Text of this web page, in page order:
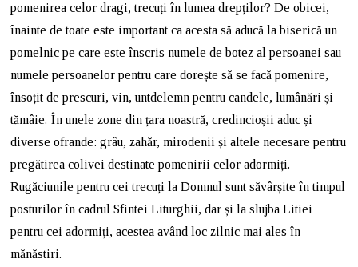
pomenirea celor dragi, trecuți în lumea drepților? De obicei,
înainte de toate este important ca acesta să aducă la biserică un
pomelnic pe care este înscris numele de botez al persoanei sau
numele persoanelor pentru care dorește să se facă pomenire,
însoțit de prescuri, vin, untdelemn pentru candele, lumânări și
tămâie. În unele zone din țara noastră, credincioșii aduc și
diverse ofrande: grâu, zahăr, mirodenii și altele necesare pentru
pregătirea colivei destinate pomenirii celor adormiți.
Rugăciunile pentru cei trecuți la Domnul sunt săvârșite în timpul
posturilor în cadrul Sfintei Liturghii, dar și la slujba Litiei
pentru cei adormiți, acestea având loc zilnic mai ales în
mănăstiri.